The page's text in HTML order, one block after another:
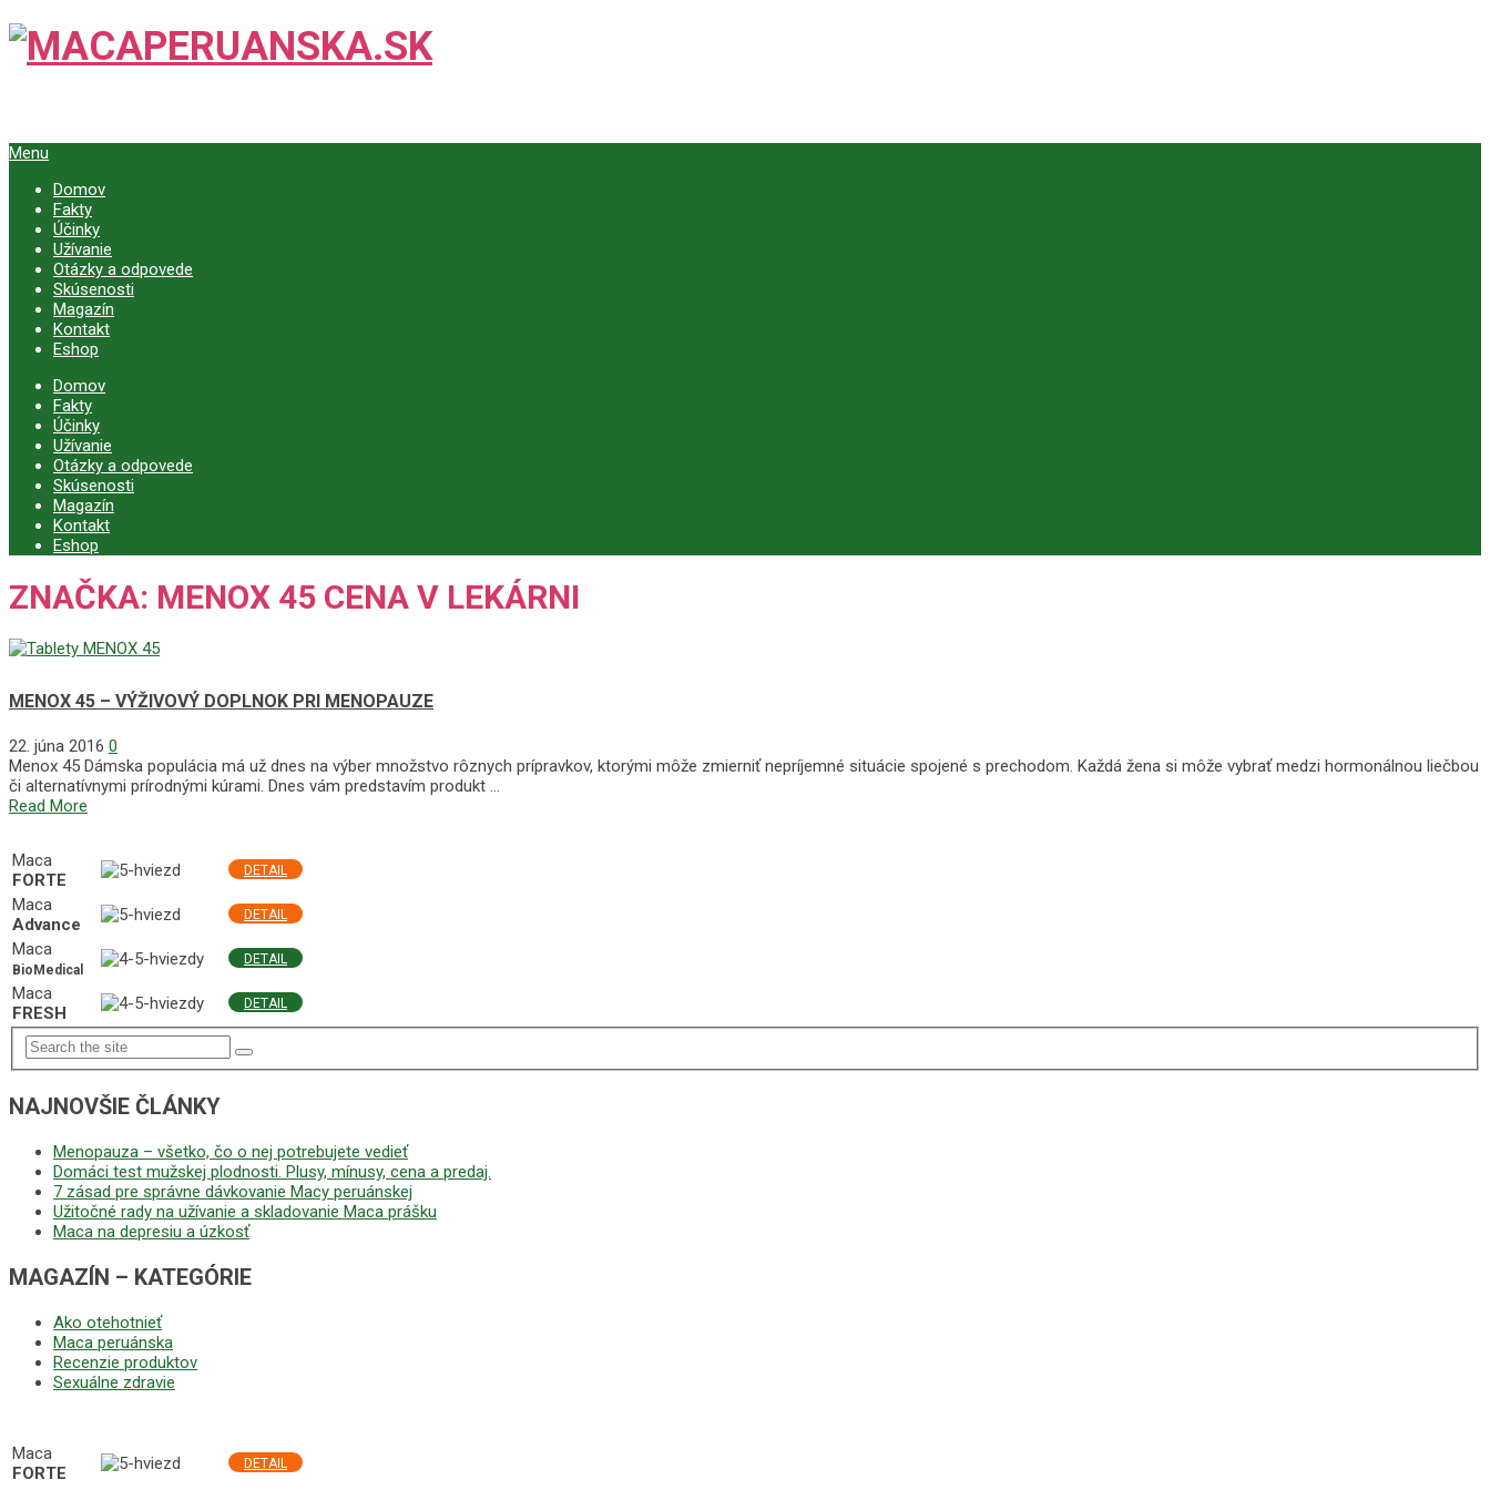
Menu
Domov
Fakty
Účinky
Užívanie
Otázky a odpovede
Skúsenosti
Magazín
Kontakt
Eshop
Domov
Fakty
Účinky
Užívanie
Otázky a odpovede
Skúsenosti
Magazín
Kontakt
Eshop
ZNAČKA: MENOX 45 CENA V LEKÁRNI
MENOX 45 – VÝŽIVOVÝ DOPLNOK PRI MENOPAUZE
22. júna 2016 0
Menox 45 Dámska populácia má už dnes na výber množstvo rôznych prípravkov, ktorými môže zmierniť nepríjemné situácie spojené s prechodom. Každá žena si môže vybrať medzi hormonálnou liečbou
či alternatívnymi prírodnými kúrami. Dnes vám predstavím produkt …
Read More
Maca
FORTE
DETAIL
Maca
Advance
DETAIL
Maca
BioMedical
DETAIL
Maca
FRESH
DETAIL
NAJNOVŠIE ČLÁNKY
Menopauza – všetko, čo o nej potrebujete vedieť
Domáci test mužskej plodnosti. Plusy, mínusy, cena a predaj.
7 zásad pre správne dávkovanie Macy peruánskej
Užitočné rady na užívanie a skladovanie Maca prášku
Maca na depresiu a úzkosť
MAGAZÍN – KATEGÓRIE
Ako otehotnieť
Maca peruánska
Recenzie produktov
Sexuálne zdravie
Maca
FORTE
DETAIL